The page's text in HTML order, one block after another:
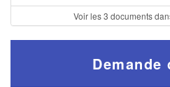
Voir les 3 documents
Demande